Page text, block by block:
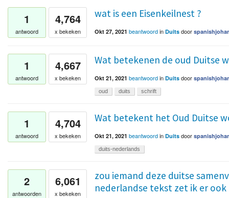
1
antwoord
4,764
x bekeken
wat is een Eisenkeilnest ?
Okt 27, 2021 beantwoordin Duits door
1
antwoord
4,667
x bekeken
Wat betekenen de oud Duitse
Okt 21, 2021 beantwoordin Duits door
oud duits schrift
1
antwoord
4,704
x bekeken
Wat betekent het Oud Duitse
Okt 21, 2021 beantwoordin Duits door
duits-nederlands
2
antwoorden
6,061
x bekeken
zou iemand deze duitse
nederlandse tekst zet ik er ook